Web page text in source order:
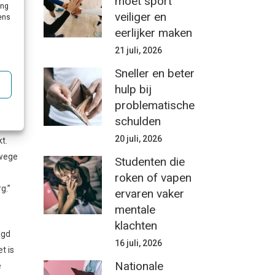
is
veiliger en
eerlijker maken
21 juli, 2026
Sneller en beter
hulp bij
problematische
schulden
20 juli, 2026
Studenten die
roken of vapen
ervaren vaker
mentale
klachten
16 juli, 2026
Nationale